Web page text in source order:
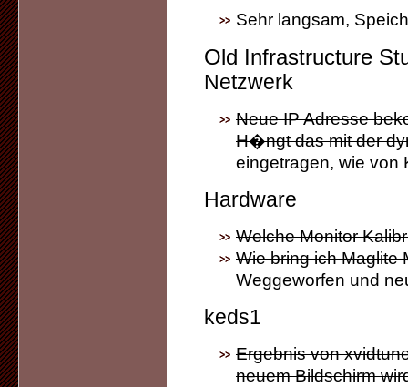
Sehr langsam,
Old Infrastructure
Netzwerk
Neue IP Adresse
H�ngt das mit der
eingetragen, wie von
Hardware
Welche Monitor
Wie bring ich Maglite
Weggeworfen und
keds1
Ergebnis von
neuem Bildschirm